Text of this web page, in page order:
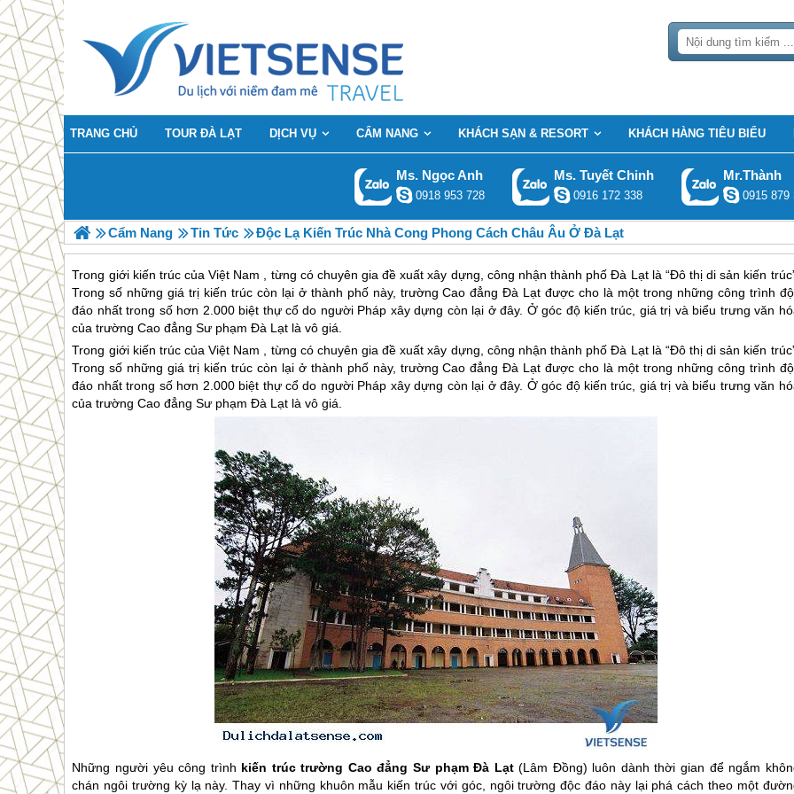
TRANG CHỦ TOUR ĐÀ LẠT DỊCH VỤ CẨM NANG KHÁCH SẠN & RESORT KHÁCH HÀNG TIÊU BIỂU
Ms. Ngọc Anh
0918 953 728
Ms. Tuyết Chinh
0916 172 338
Mr.Thành
0915 879
Cẩm Nang Tin Tức Độc Lạ Kiến Trúc Nhà Cong Phong Cách Châu Âu Ở Đà Lạt
Trong giới kiến trúc của Việt Nam , từng có chuyên gia đề xuất xây dựng, công nhận thành phố Đà Lạt là “Đô thị di sản kiến
Trong số những giá trị kiến trúc còn lại ở thành phố này, trường Cao đẳng Đà Lạt được cho là một trong những công trình
đáo nhất trong số hơn 2.000 biệt thự cổ do người Pháp xây dựng còn lại ở đây. Ở góc độ kiến trúc, giá trị và biểu trưng văn
của trường Cao đẳng Sư phạm Đà Lạt là vô giá.
Trong giới kiến trúc của Việt Nam , từng có chuyên gia đề xuất xây dựng, công nhận thành phốĐà Lạtlà “Đô thị di sản kiến
Trong số những giá trị kiến trúc còn lại ở thành phố này, trường Cao đẳngĐà Lạt được cho là một trong những công trình
đáo nhất trong số hơn 2.000 biệt thự cổ do người Pháp xây dựng còn lại ở đây. Ở góc độ kiến trúc, giá trị và biểu trưng văn
của trường Cao đẳng Sư phạmĐà Lạt là vô giá.
Những người yêu công trình kiến trúc trường Cao đẳng Sư phạmĐà Lạt(Lâm Đồng) luôn dành thời gian để ngắm
chán ngôi trường kỳ lạ này. Thay vì những khuôn mẫu kiến trúc với góc, ngôi trường độc đáo này lại phá cách theo một